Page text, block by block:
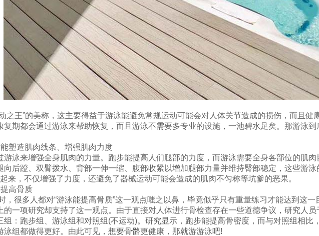
之王”的美称，这主要得益于游泳能避免常规运动可能会对人体关节造成的损伤，而且健
复期都会通过游泳来帮助恢复，而且游泳不需要多专业的设施，一池碧水足矣。那游泳
造肌肉线条、增强肌肉力度
泳来增强全身肌肉的力量。跑步能提高人们腿部的力度，而游泳需要全身各部位的肌
向后蹬、双臂拨水、背部一伸一缩、腹部收紧以增加腿部力量并维持臀部稳定，这些游
来，不仅增强了力度，还避免了器械运动可能会造成的肌肉不匀称等坑爹的恶果。
高骨质
多人都对“游泳能提高骨质”这一观点嗤之以鼻，毕竟似乎只有重量练习才能达到这一
的一项研究却支持了这一观点。由于直接对人体进行骨检查存在一些道德争议，研究人
组：跑步组、游泳组和对照组(不运动)。研究显示，跑步能提高骨密度，而与对照组相比
泳组都做得更好。由此可见，想要骨骼更健康，那就游游泳吧!